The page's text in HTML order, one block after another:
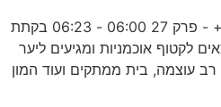
מועדון החברים של מיקי מאוס+ - פרק 27 06:00 - 06:23 בקתת
לקטוף אוכמניות ומגיעים ליער
עוצמה, בית ממתקים ועוד המון